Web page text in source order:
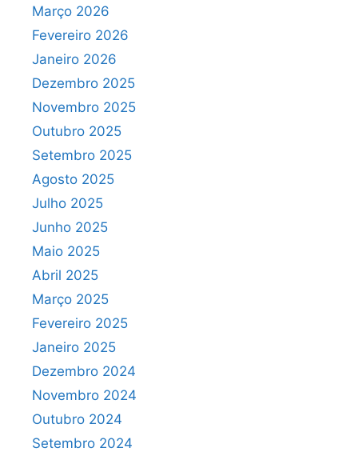
Março 2026
Fevereiro 2026
Janeiro 2026
Dezembro 2025
Novembro 2025
Outubro 2025
Setembro 2025
Agosto 2025
Julho 2025
Junho 2025
Maio 2025
Abril 2025
Março 2025
Fevereiro 2025
Janeiro 2025
Dezembro 2024
Novembro 2024
Outubro 2024
Setembro 2024